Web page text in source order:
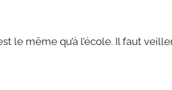
le même qu’à l’école. Il faut